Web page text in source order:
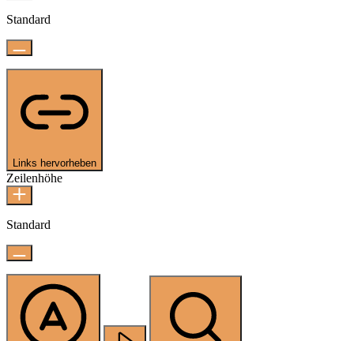
Standard
Links hervorheben
Zeilenhöhe
Standard